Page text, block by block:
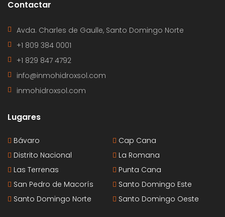
Contactar
Avda. Charles de Gaulle, Santo Domingo Norte
+1 809 384 0001
+1 829 847 4792
info@inmohidroxsol.com
inmohidroxsol.com
Lugares
Bávaro
Cap Cana
Distrito Nacional
La Romana
Las Terrenas
Punta Cana
San Pedro de Macorís
Santo Domingo Este
Santo Domingo Norte
Santo Domingo Oeste